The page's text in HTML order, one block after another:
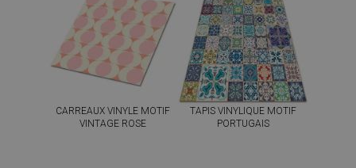
CARREAUX VINYLE MOTIF
VINTAGE ROSE
TAPIS VINYLIQUE MOTIF
PORTUGAIS